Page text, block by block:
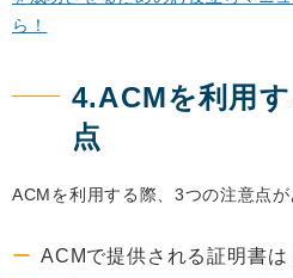
ら！
4.ACMを利用
点
ACMを利用する際、3つの注意点が
ACMで提供される証明書は